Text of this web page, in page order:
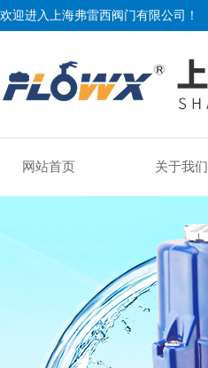
欢迎进入上海弗雷西阀门有限公司！
网站首页 关于我们